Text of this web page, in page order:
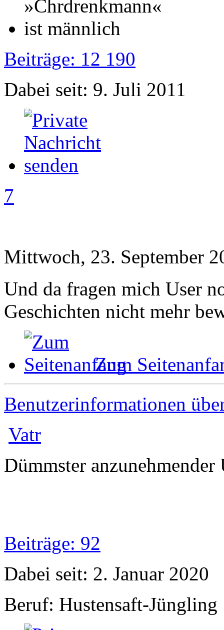
Beiträge: 12 190
Dabei seit: 9. Juli 2011
7
Mittwoch, 23. September
Und da fragen mich User
Geschichten nicht mehr
Zum
Benutzerinformationen
Vatr
Dümmster anzunehmender
Beiträge: 92
Dabei seit: 2. Januar 2020
Beruf: Hustensaft-Jüngling